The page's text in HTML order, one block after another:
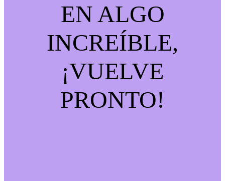
EN ALGO
INCREÍBLE,
¡VUELVE
PRONTO!